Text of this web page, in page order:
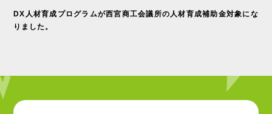
DX人材育成プログラムが西宮商工会議所の人材育成補助金対象にな
りました。